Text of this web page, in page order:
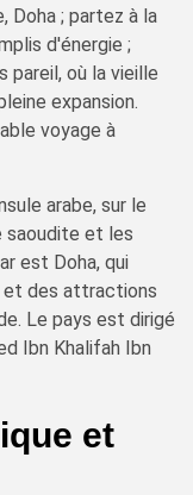
Doha ; partez à la
d'énergie ;
pareil, où la vieille
expansion.
voyage à
arabe, sur le
saoudite et les
est Doha, qui
et des attractions
Le pays est dirigé
Ibn Khalifah Ibn
et